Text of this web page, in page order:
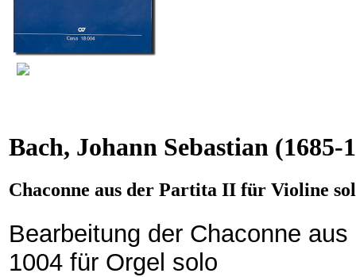
Bach, Johann Sebastian (1685-
Chaconne aus der Partita II für Violine
Bearbeitung der Chaconne
1004 für Orgel solo